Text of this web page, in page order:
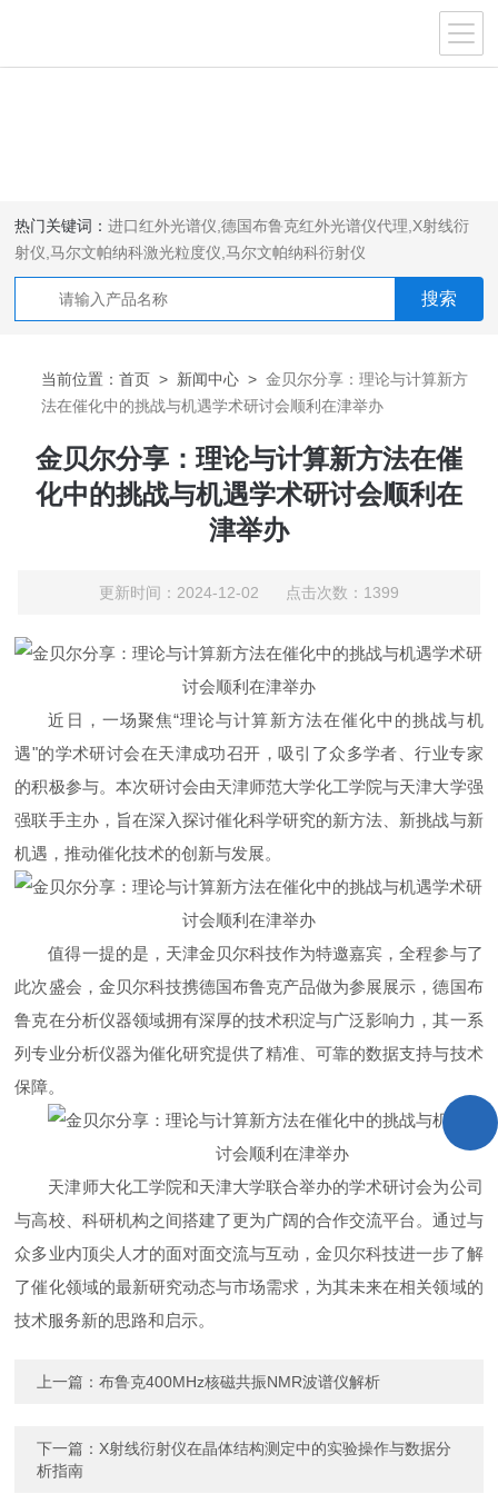
热门关键词：进口红外光谱仪 ,德国布鲁克红外光谱仪代理 X射线衍
射仪 ,马尔文帕纳科激光粒度仪 ,马尔文帕纳科衍射仪
当前位置：首页 > 新闻中心 >金贝尔分享：理论与计算新方
法在催化中的挑战与机遇学术研讨会顺利在津举办
金贝尔分享：理论与计算新方法在催
化中的挑战与机遇学术研讨会顺利在
津举办
更新时间：2024-12-02 点击次数：1399
近日，一场聚焦“理论与计算新方法在催化中的挑战与机
遇"的学术研讨会在天津成功召开，吸引了众多学者、行业专家
的积极参与。本次研讨会由天津师范大学化工学院与天津大学强
强联手主办，旨在深入探讨催化科学研究的新方法、新挑战与新
机遇，推动催化技术的创新与发展。
值得一提的是，天津金贝尔科技作为特邀嘉宾，全程参与了
此次盛会，金贝尔科技携德国布鲁克产品做为参展展示，德国布
鲁克在分析仪器领域拥有深厚的技术积淀与广泛影响力，其一系
列专业分析仪器为催化研究提供了精准、可靠的数据支持与技术
保障。
天津师大化工学院和天津大学联合举办的学术研讨会为公司
与高校、科研机构之间搭建了更为广阔的合作交流平台。通过与
众多业内顶尖人才的面对面交流与互动，金贝尔科技进一步了解
了催化领域的最新研究动态与市场需求，为其未来在相关领域的
技术服务新的思路和启示。
上一篇：布鲁克400MHz核磁共振NMR波谱仪解析
下一篇： X射线衍射仪在晶体结构测定中的实验操作与数据分
析指南